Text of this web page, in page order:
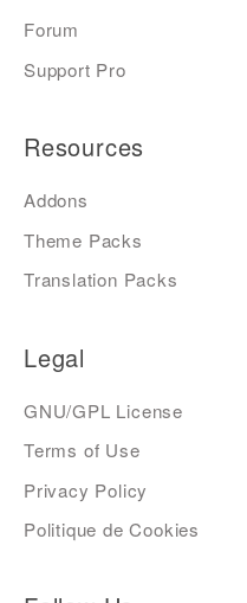
Forum
Support Pro
Resources
Addons
Theme Packs
Translation Packs
Legal
GNU/GPL License
Terms of Use
Privacy Policy
Politique de Cookies